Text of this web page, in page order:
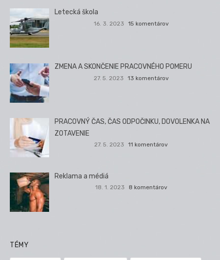
Letecká škola
16. 3. 2023 15 komentárov
ZMENA A SKONČENIE PRACOVNÉHO POMERU
27. 5. 2023 13 komentárov
PRACOVNÝ ČAS, ČAS ODPOČINKU, DOVOLENKA NA
ZOTAVENIE
27. 5. 2023 11 komentárov
Reklama a médiá
18. 1. 2023 8 komentárov
TÉMY